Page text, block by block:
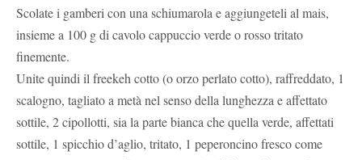
Scolate i gamberi con una schiumarola e aggiungeteli al mais,
insieme a 100 g di cavolo cappuccio verde o rosso tritato
finemente.
Unite quindi il freekeh cotto (o orzo perlato cotto), raffreddato, 1
scalogno, tagliato a metà nel senso della lunghezza e affettato
sottile, 2 cipollotti, sia la parte bianca che quella verde, affettati
sottile, 1 spicchio d’aglio, tritato, 1 peperoncino fresco come